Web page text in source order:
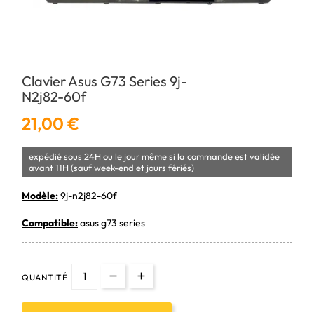
Clavier Asus G73 Series 9j-
N2j82-60f
21,00 €
expédié sous 24H ou le jour même si la commande est validée
avant 11H (sauf week-end et jours fériés)
Modèle:9j-n2j82-60f
Compatible:asus g73 series
QUANTITÉ